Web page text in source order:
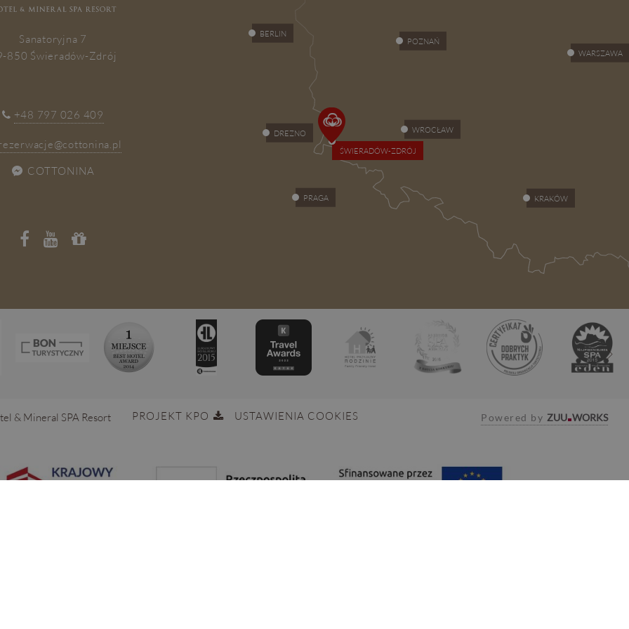
Sanatoryjna 7
850 Świeradów-Zdrój
+48 797 026 409
COTTONINA
ŚWIERADÓW-ZDRÓJ
WARSZAWA
KRAKÓW
WROCŁAW
POZNAŃ
BERLIN
PRAGA
DREZNO
& Mineral SPA Resort PROJEKT KPO USTAWIENIA COOKIES Powered by ZUU WORKS